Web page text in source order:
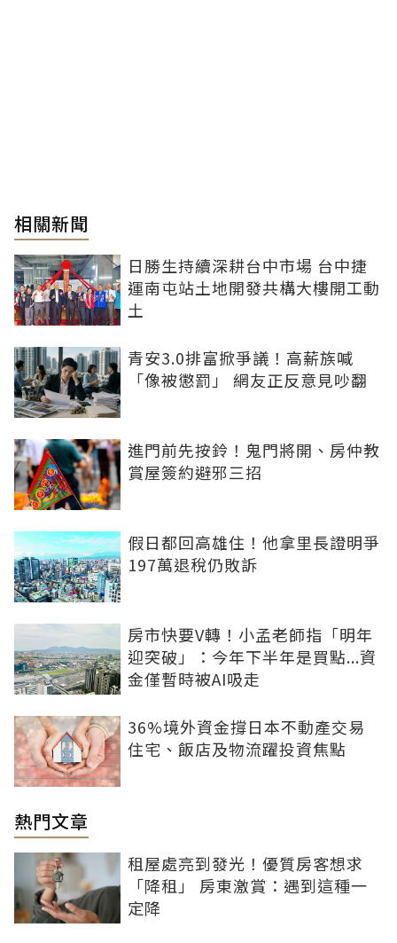
相關新聞
日勝生持續深耕台中市場 台中捷
運南屯站土地開發共構大樓開工動
土
青安3.0排富掀爭議！高薪族喊
「像被懲罰」 網友正反意見吵翻
進門前先按鈴！鬼門將開、房仲教
賞屋簽約避邪三招
假日都回高雄住！他拿里長證明爭
197萬退稅仍敗訴
房市快要V轉！小孟老師指「明年
迎突破」：今年下半年是買點...資
金僅暫時被AI吸走
36%境外資金撐日本不動產交易
住宅、飯店及物流躍投資焦點
熱門文章
租屋處亮到發光！優質房客想求
「降租」 房東激賞：遇到這種一
定降